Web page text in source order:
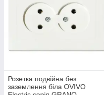
Розетка подвійна без
заземлення біла OVIVO